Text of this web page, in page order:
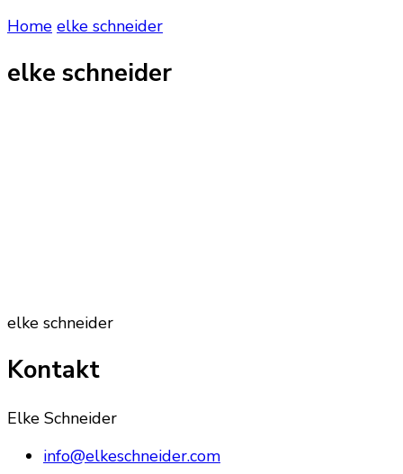
Home elke schneider
elke schneider
elke schneider
Kontakt
Elke Schneider
info@elkeschneider.com